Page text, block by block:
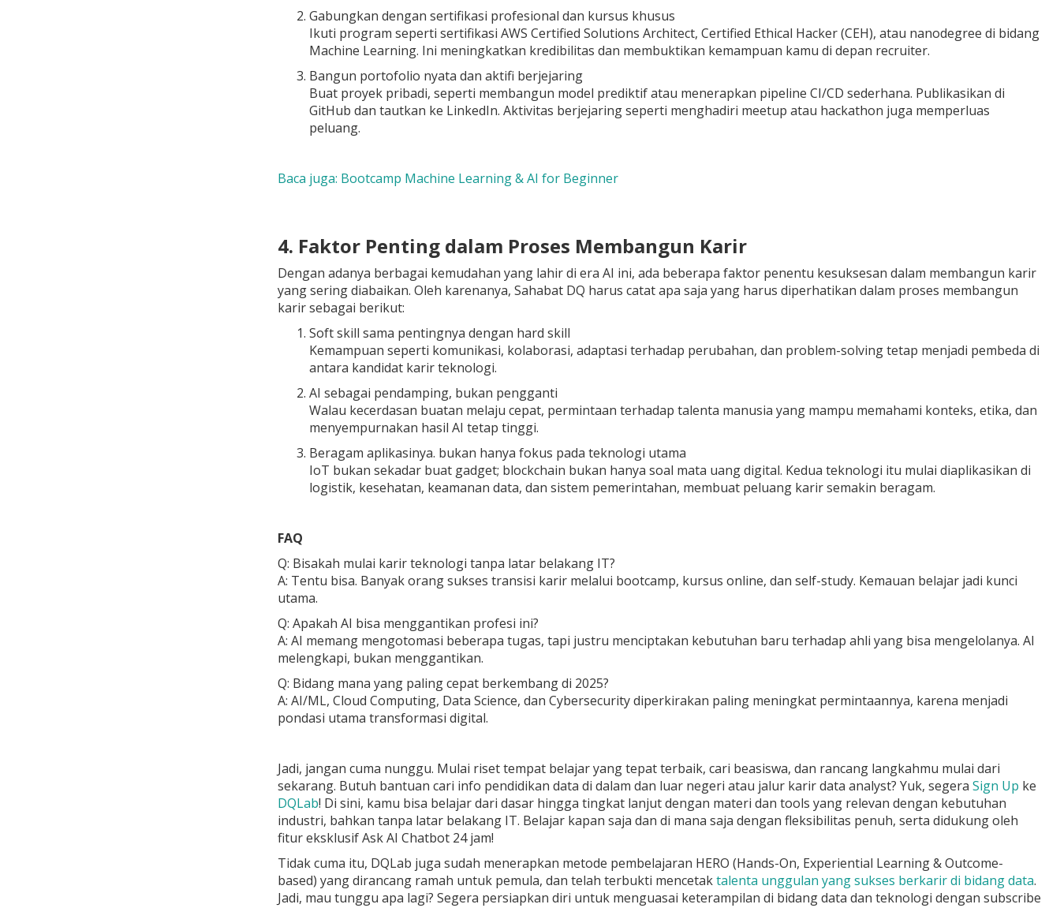
Gabungkan dengan sertifikasi profesional dan kursus khusus
Ikuti program seperti sertifikasi AWS Certified Solutions Architect, Certified Ethical Hacker (CEH), atau nanodegree di bidang
Machine Learning. Ini meningkatkan kredibilitas dan membuktikan kemampuan kamu di depan recruiter.
Bangun portofolio nyata dan aktifi berjejaring
Buat proyek pribadi, seperti membangun model prediktif atau menerapkan pipeline CI/CD sederhana. Publikasikan di
GitHub dan tautkan ke LinkedIn. Aktivitas berjejaring seperti menghadiri meetup atau hackathon juga memperluas
peluang.
Baca juga: Bootcamp Machine Learning & AI for Beginner
4. Faktor Penting dalam Proses Membangun Karir
Dengan adanya berbagai kemudahan yang lahir di era AI ini, ada beberapa faktor penentu kesuksesan dalam membangun karir
yang sering diabaikan. Oleh karenanya, Sahabat DQ harus catat apa saja yang harus diperhatikan dalam proses membangun
karir sebagai berikut:
Soft skill sama pentingnya dengan hard skill
Kemampuan seperti komunikasi, kolaborasi, adaptasi terhadap perubahan, dan problem-solving tetap menjadi pembeda di
antara kandidat karir teknologi.
AI sebagai pendamping, bukan pengganti
Walau kecerdasan buatan melaju cepat, permintaan terhadap talenta manusia yang mampu memahami konteks, etika, dan
menyempurnakan hasil AI tetap tinggi.
Beragam aplikasinya. bukan hanya fokus pada teknologi utama
IoT bukan sekadar buat gadget; blockchain bukan hanya soal mata uang digital. Kedua teknologi itu mulai diaplikasikan di
logistik, kesehatan, keamanan data, dan sistem pemerintahan, membuat peluang karir semakin beragam.
FAQ
Q: Bisakah mulai karir teknologi tanpa latar belakang IT?
A: Tentu bisa. Banyak orang sukses transisi karir melalui bootcamp, kursus online, dan self-study. Kemauan belajar jadi kunci
utama.
Q: Apakah AI bisa menggantikan profesi ini?
A: AI memang mengotomasi beberapa tugas, tapi justru menciptakan kebutuhan baru terhadap ahli yang bisa mengelolanya. AI
melengkapi, bukan menggantikan.
Q: Bidang mana yang paling cepat berkembang di 2025?
A: AI/ML, Cloud Computing, Data Science, dan Cybersecurity diperkirakan paling meningkat permintaannya, karena menjadi
pondasi utama transformasi digital.
Jadi, jangan cuma nunggu. Mulai riset tempat belajar yang tepat terbaik, cari beasiswa, dan rancang langkahmu mulai dari
sekarang. Butuh bantuan cari info pendidikan data di dalam dan luar negeri atau jalur karir data analyst? Yuk, segera Sign Up ke
DQLab! Di sini, kamu bisa belajar dari dasar hingga tingkat lanjut dengan materi dan tools yang relevan dengan kebutuhan
industri, bahkan tanpa latar belakang IT. Belajar kapan saja dan di mana saja dengan fleksibilitas penuh, serta didukung oleh
fitur eksklusif Ask AI Chatbot 24 jam!
Tidak cuma itu, DQLab juga sudah menerapkan metode pembelajaran HERO (Hands-On, Experiential Learning & Outcome-
based) yang dirancang ramah untuk pemula, dan telah terbukti mencetaktalenta unggulan yang sukses berkarir di bidang data.
Jadi, mau tunggu apa lagi? Segera persiapkan diri untuk menguasai keterampilan di bidang data dan teknologi dengan subscribe